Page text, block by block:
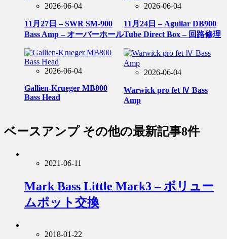
2026-06-04
11月27日 – SWR SM-900
Bass Amp – オーバーホール
2026-06-04
11月24日 – Aguilar DB900
Tube Direct Box – 回路修理
2026-06-04
Gallien-Krueger MB800
Bass Head
2026-06-04
Warwick pro fet Ⅳ Bass
Amp
ベースアンプ その他の最新記事8件
2021-06-11
Mark Bass Little Mark3 – ボリュー
ムポット交換
2018-01-22